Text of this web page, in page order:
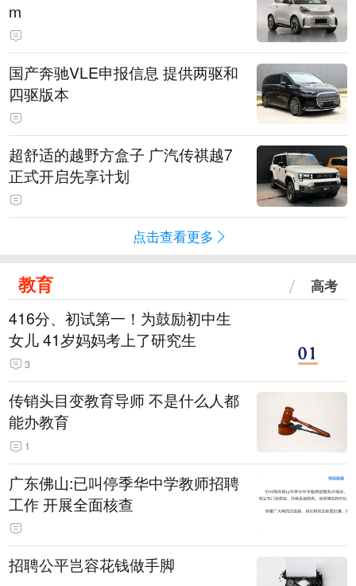
m
国产奔驰VLE申报信息 提供两驱和
四驱版本
超舒适的越野方盒子 广汽传祺越7
正式开启先享计划
点击查看更多
教育 高考
416分、初试第一！为鼓励初中生
女儿 41岁妈妈考上了研究生
3
传销头目变教育导师 不是什么人都
能办教育
1
广东佛山:已叫停季华中学教师招聘
工作 开展全面核查
招聘公平岂容花钱做手脚